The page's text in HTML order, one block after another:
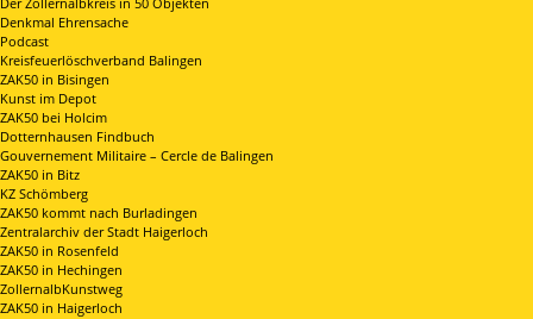
Denkmal Ehrensache
Podcast
Kreisfeuerlöschverband Balingen
ZAK50 in Bisingen
Kunst im Depot
ZAK50 bei Holcim
Dotternhausen Findbuch
Gouvernement Militaire – Cercle de Balingen
ZAK50 in Bitz
KZ Schömberg
ZAK50 kommt nach Burladingen
Zentralarchiv der Stadt Haigerloch
ZAK50 in Rosenfeld
ZAK50 in Hechingen
ZollernalbKunstweg
ZAK50 in Haigerloch